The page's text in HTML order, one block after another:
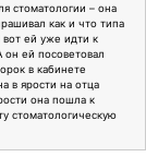
стоматологии – она
как и что типа
ей уже идти к
он ей посоветовал
в кабинете
в ярости на отца
она пошла к
стоматологическую